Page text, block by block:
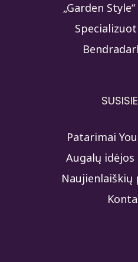
„Garden
Patarimai
Augalų
Naujienlaiškių